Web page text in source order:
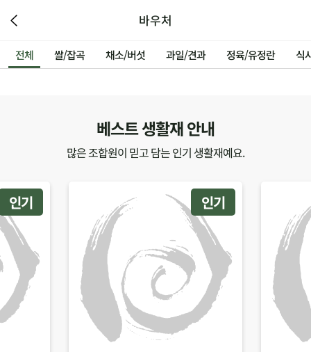
바우처
전체 쌀/잡곡 채소/버섯 과일/견과 정육/유정란 식
베스트 생활재 안내
많은 조합원이 믿고 담는 인기 생활재예요.
인기 인기